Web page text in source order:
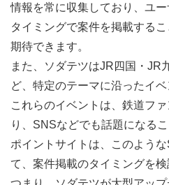
情報を常に収集しており、ユ
タイミングで案件を掲載する
期待できます。
また、ソダテツはJR四国・JR
ど、特定のテーマに沿ったイベ
これらのイベントは、鉄道フ
り、SNSなどでも話題になるこ
ポイントサイトは、このよう
て、案件掲載のタイミングを検